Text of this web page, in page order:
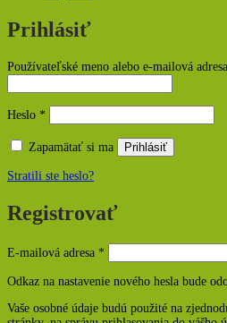
Prihlásiť
Používateľské meno alebo e-mailová adresa
Heslo *
Zapamätať si ma Prihlásiť
Stratili ste heslo?
Registrovať
E-mailová adresa * Povinné
Odkaz na nastavenie nového hesla bude
Vaše osobné údaje budú použité na